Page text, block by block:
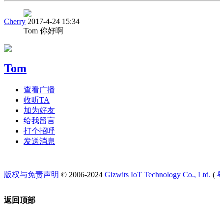
Cherry 2017-4-24 15:34
Tom 你好啊
Tom
查看广播
收听TA
加为好友
给我留言
打个招呼
发送消息
版权与免责声明 © 2006-2024 Gizwits IoT Technology Co., Ltd. (
返回顶部